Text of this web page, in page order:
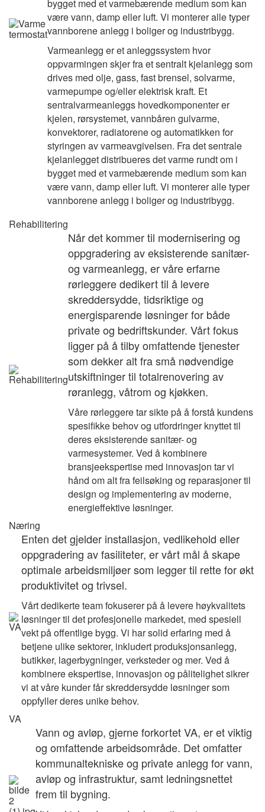
bygget med et varmebærende medium som kan
være vann, damp eller luft. Vi monterer alle typer
vannborene anlegg i boliger og industribygg.
Varmeanlegg er et anleggssystem hvor
oppvarmingen skjer fra et sentralt kjelanlegg som
drives med olje, gass, fast brensel, solvarme,
varmepumpe og/eller elektrisk kraft. Et
sentralvarmeanleggs hovedkomponenter er
kjelen, rørsystemet, vannbåren gulvarme,
konvektorer, radiatorene og automatikken for
styringen av varmeavgivelsen. Fra det sentrale
kjelanlegget distribueres det varme rundt om i
bygget med et varmebærende medium som kan
være vann, damp eller luft. Vi monterer alle typer
vannborene anlegg i boliger og industribygg.
Rehabilitering
Når det kommer til modernisering og
oppgradering av eksisterende sanitær-
og varmeanlegg, er våre erfarne
rørleggere dedikert til å levere
skreddersydde, tidsriktige og
energisparende løsninger for både
private og bedriftskunder. Vårt fokus
ligger på å tilby omfattende tjenester
som dekker alt fra små nødvendige
utskiftninger til totalrenovering av
røranlegg, våtrom og kjøkken.
Våre rørleggere tar sikte på å forstå kundens
spesifikke behov og utfordringer knyttet til
deres eksisterende sanitær- og
varmesystemer. Ved å kombinere
bransjeekspertise med innovasjon tar vi
hånd om alt fra feilsøking og reparasjoner til
design og implementering av moderne,
energieffektive løsninger.
Næring
Enten det gjelder installasjon, vedlikehold eller
oppgradering av fasiliteter, er vårt mål å skape
optimale arbeidsmiljøer som legger til rette for økt
produktivitet og trivsel.
Vårt dedikerte team fokuserer på å levere høykvalitets
løsninger til det profesjonelle markedet, med spesiell
vekt på offentlige bygg. Vi har solid erfaring med å
betjene ulike sektorer, inkludert produksjonsanlegg,
butikker, lagerbygninger, verksteder og mer. Ved å
kombinere ekspertise, innovasjon og pålitelighet sikrer
vi at våre kunder får skreddersydde løsninger som
oppfyller deres unike behov.
VA
Vann og avløp, gjerne forkortet VA, er et viktig
og omfattende arbeidsområde. Det omfatter
kommunaltekniske og private anlegg for vann,
avløp og infrastruktur, samt ledningsnettet
frem til bygning.